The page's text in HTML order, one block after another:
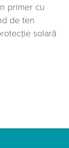
primer cu
de ten
solară